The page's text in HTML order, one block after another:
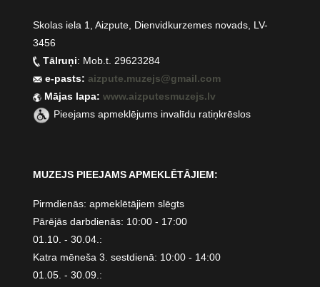
Skolas iela 1, Aizpute, Dienvidkurzemes novads, LV-
3456
Tālruņi: Mob.t. 29623284
e-pasts:aizpute.muzejs@gmail.com
Mājas lapa:www.aizputesmuzejs.lv
Pieejams apmeklējums invalīdu ratiņkrēslos
MUZEJS PIEEJAMS APMEKLĒTĀJIEM:
Pirmdienās: apmeklētājiem slēgts
Pārējās darbdienās: 10:00 - 17:00
01.10. - 30.04.:
Katra mēneša 3. sestdienā: 10:00 - 14:00
01.05. - 30.09.: